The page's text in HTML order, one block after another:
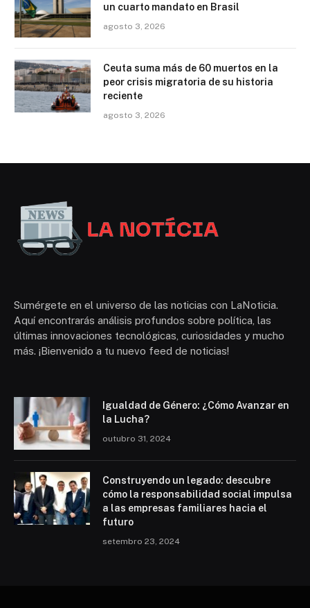
un cuarto mandato en Brasil
agosto 3, 2026
Ceuta suma más de 60 muertos en la
peor crisis migratoria de su historia
reciente
agosto 3, 2026
Sumérgete en el universo de las noticias con LaNoticia.
Aquí encontrarás análisis profundos sobre política, las
últimas innovaciones tecnológicas, curiosidades y mucho
más. ¡Bienvenido a tu nuevo feed de noticias!
Igualdad de Género: ¿Cómo Avanzar en
la Lucha?
outubro 31, 2024
Construyendo un legado: descubre
cómo la responsabilidad social impulsa
a las empresas familiares hacia el
futuro
setembro 23, 2024